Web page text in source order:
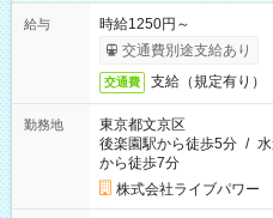
給与
時給1250円～
交通費別途支給あり
交通費 支給（規定有り）
勤務地
東京都文京区
後楽園駅から徒歩5分 /
から徒歩7分
株式会社ライブパワー